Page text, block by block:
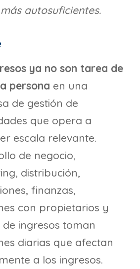
autosuficientes.
ya no son tarea de
persona en una
de gestión de
que opera a
escala relevante.
de negocio,
distribución,
finanzas,
con propietarios y
de ingresos toman
diarias que afectan
a los ingresos.